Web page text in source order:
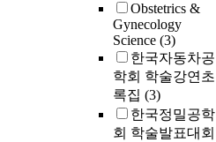
Obstetrics &
Gynecology
Science (3)
한국자동차공
학회 학술강연초
록집 (3)
한국정밀공학
회 학술발표대회